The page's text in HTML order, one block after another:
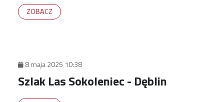
ZOBACZ
8 maja 2025 10:38
Szlak Las Sokoleniec - Dęblin